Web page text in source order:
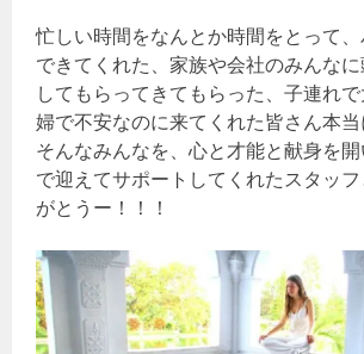
忙しい時間をなんとか時間をとって
できてくれた、家族や会社のみんな
してもらってきてもらった、子連れ
婦で不安なのに来てくれた皆さん本当
そんなみんなを、心と才能と献身を
で迎えてサポートしてくれたスタッ
がとうー！！！